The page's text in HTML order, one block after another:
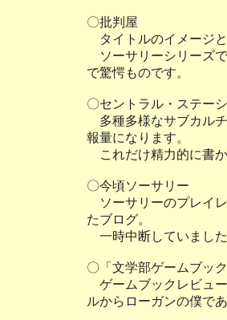
〇批判屋
タイトルのイメージ
ソーサリーシリーズ
で驚愕ものです。
〇セントラル・ステー
多種多様なサブカル
報量になります。
これだけ精力的に書
〇今頃ソーサリー
ソーサリーのプレイ
たブログ。
一時中断していまし
〇「文学部ゲームブッ
ゲームブックレビュ
ルからローガンの僕で